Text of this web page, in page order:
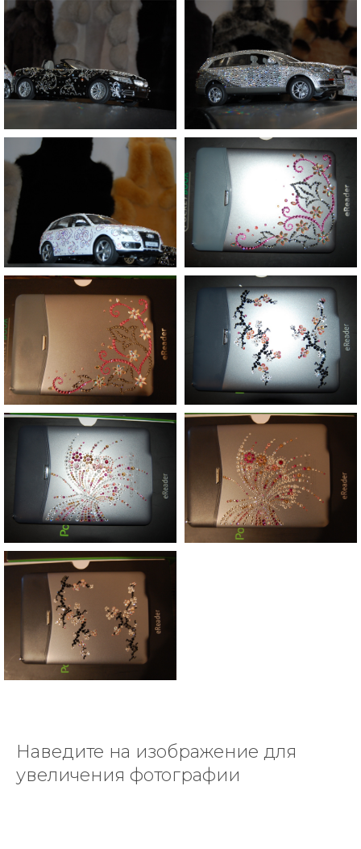
Наведите на изображение для
увеличения фотографии